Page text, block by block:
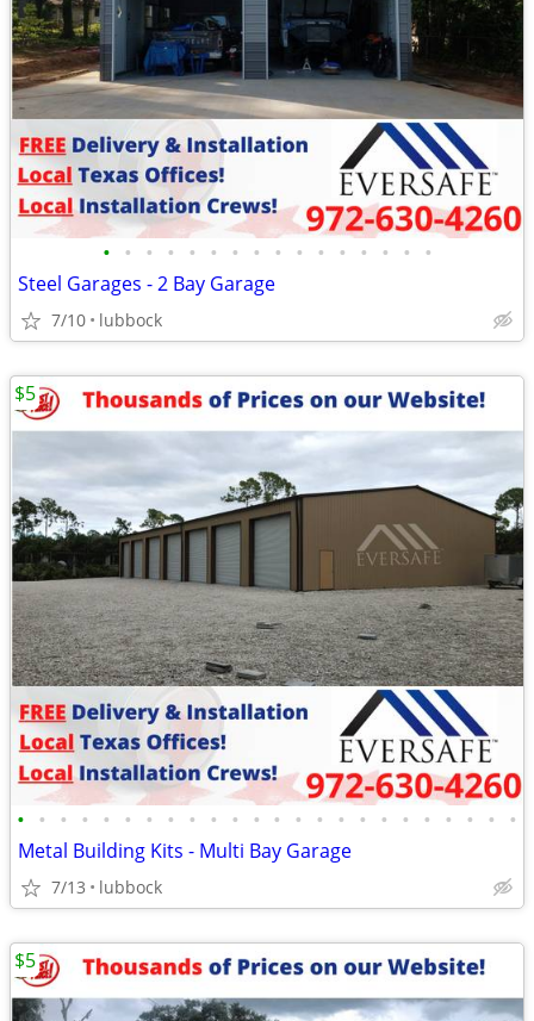
• • • • • • • • • • • • • • • •
Steel Garages - 2 Bay Garage
7/10 lubbock
• • • • • • • • • • • • • • • • • • • • • • • •
Metal Building Kits - Multi Bay Garage
7/13 lubbock
$5
$5